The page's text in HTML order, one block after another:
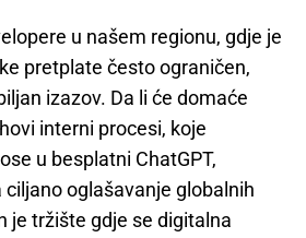
u našem regionu, gdje je
pretplate često ograničen,
izazov. Da li će domaće
interni procesi, koje
u besplatni ChatGPT,
oglašavanje globalnih
je tržište gdje se digitalna